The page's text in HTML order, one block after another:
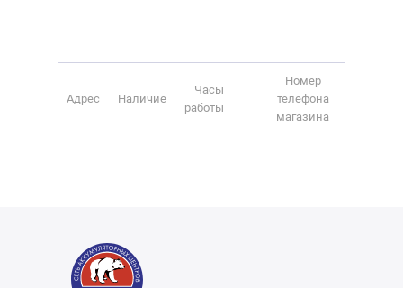
Адрес Наличие
Часы
работы
Номер
телефона
магазина